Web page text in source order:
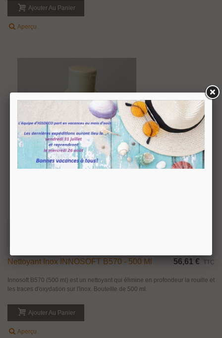
Ajouter Au Panier
Aperçu
Nettoyant Inox INNOSOFT B570 - 500 Ml 56,61 € TTC
Innosoft B570 (500 ml) est un nettoyant qui élimine en profondeur la rouille et
les traces d'oxydation sur l'inox. Bouteille de 500 ml.
Ajouter Au Panier
Aperçu